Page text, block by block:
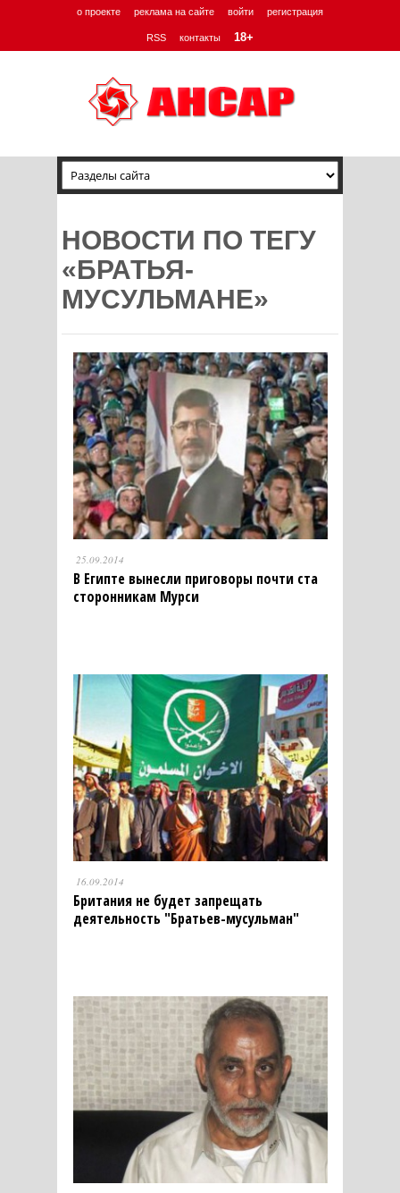
о проекте реклама на сайте войти регистрация
RSS контакты 18+
НОВОСТИ ПО ТЕГУ
«БРАТЬЯ-
МУСУЛЬМАНЕ»
25.09.2014
В Египте вынесли приговоры почти ста
сторонникам Мурси
16.09.2014
Британия не будет запрещать
деятельность "Братьев-мусульман"